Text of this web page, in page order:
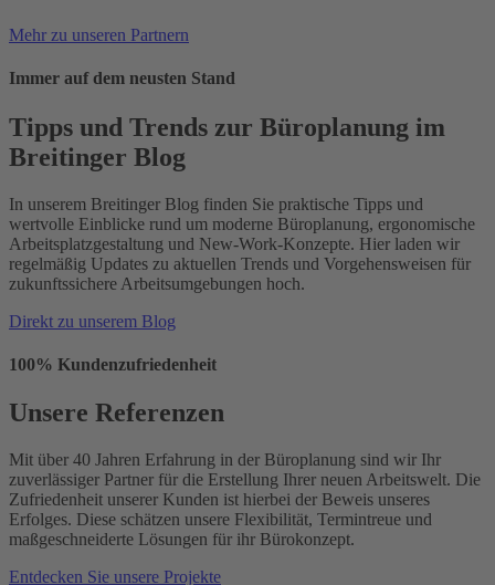
Mehr zu unseren Partnern
Immer auf dem neusten Stand
Tipps und Trends zur Büroplanung im
Breitinger Blog
In unserem Breitinger Blog finden Sie praktische Tipps und
wertvolle Einblicke rund um moderne Büroplanung, ergonomische
Arbeitsplatzgestaltung und New-Work-Konzepte. Hier laden wir
regelmäßig Updates zu aktuellen Trends und Vorgehensweisen für
zukunftssichere Arbeitsumgebungen hoch.
Direkt zu unserem Blog
100% Kundenzufriedenheit
Unsere Referenzen
Mit über 40 Jahren Erfahrung in der Büroplanung sind wir Ihr
zuverlässiger Partner für die Erstellung Ihrer neuen Arbeitswelt. Die
Zufriedenheit unserer Kunden ist hierbei der Beweis unseres
Erfolges. Diese schätzen unsere Flexibilität, Termintreue und
maßgeschneiderte Lösungen für ihr Bürokonzept.
Entdecken Sie unsere Projekte